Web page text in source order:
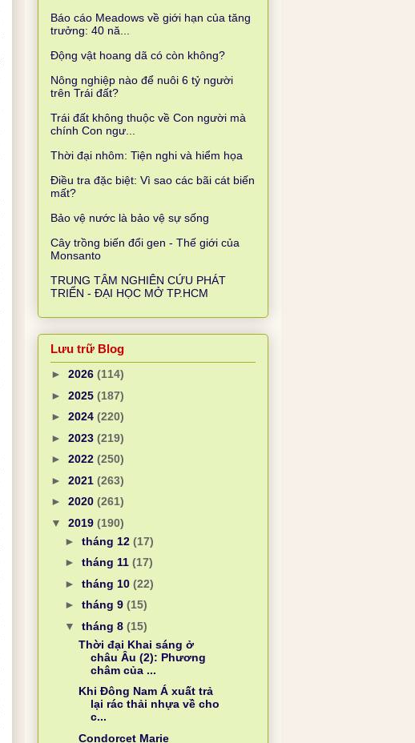
Báo cáo Meadows về giới hạn của tăng
trưởng: 40 nă...
Động vật hoang dã có còn không?
Nông nghiệp nào để nuôi 6 tỷ người
trên Trái đất?
Trái đất không thuộc về Con người mà
chính Con ngư...
Thời đại nhôm: Tiện nghi và hiểm họa
Điều tra đặc biệt: Vì sao các bãi cát biến
mất?
Bảo vệ nước là bảo vệ sự sống
Cây trồng biến đổi gen - Thế giới của
Monsanto
TRUNG TÂM NGHIÊN CỨU PHÁT
TRIỂN - ĐẠI HỌC MỞ TP.HCM
Lưu trữ Blog
► 2026 (114)
► 2025 (187)
► 2024 (220)
► 2023 (219)
► 2022 (250)
► 2021 (263)
► 2020 (261)
▼ 2019 (190)
► tháng 12 (17)
► tháng 11 (17)
► tháng 10 (22)
► tháng 9 (15)
▼ tháng 8 (15)
Thời đại Khai sáng ở
châu Âu (2): Phương
châm của ...
Khi Đông Nam Á xuất trả
lại rác thải nhựa về cho
c...
Condorcet Marie